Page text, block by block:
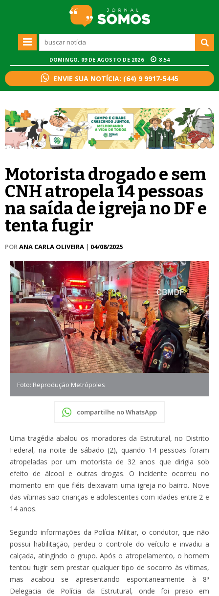
DOMINGO, 09 DE AGOSTO DE 2026 8:54
ENVIE SUA NOTÍCIA: (64) 9 9917-5445
Motorista drogado e sem
CNH atropela 14 pessoas
na saída de igreja no DF e
tenta fugir
PORANA CARLA OLIVEIRA | 04/08/2025
Foto: Reprodução Metrópoles
compartilhe no WhatsApp
Uma tragédia abalou os moradores da Estrutural, no Distrito
Federal, na noite de sábado (2), quando 14 pessoas foram
atropeladas por um motorista de 32 anos que dirigia sob
efeito de álcool e outras drogas. O incidente ocorreu no
momento em que fiéis deixavam uma igreja no bairro. Nove
das vítimas são crianças e adolescentes com idades entre 2 e
14 anos.
Segundo informações da Polícia Militar, o condutor, que não
possui habilitação, perdeu o controle do veículo e invadiu a
calçada, atingindo o grupo. Após o atropelamento, o homem
tentou fugir sem prestar qualquer tipo de socorro às vítimas,
mas acabou se apresentando espontaneamente à 8ª
Delegacia de Polícia da Estrutural, onde foi preso em